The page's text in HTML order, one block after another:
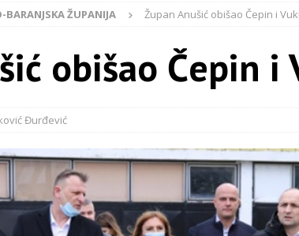
BARANJSKA ŽUPANIJA Župan Anušić obišao Čepin i
obišao Čepin i
Đurđević